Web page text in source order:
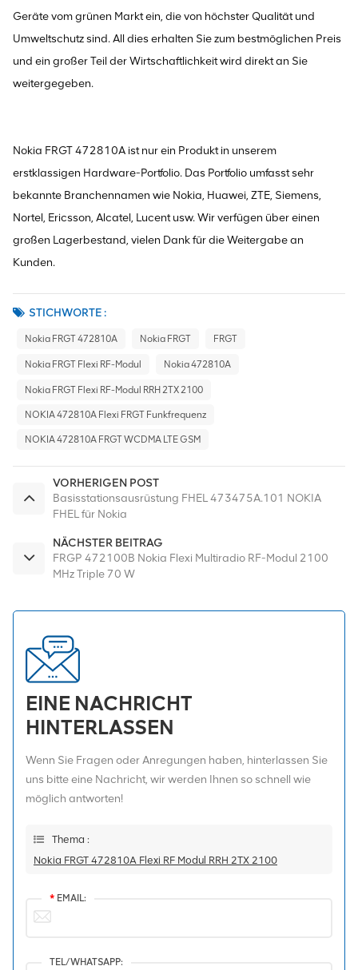
Geräte vom grünen Markt ein, die von höchster Qualität und
Umweltschutz sind. All dies erhalten Sie zum bestmöglichen Preis
und ein großer Teil der Wirtschaftlichkeit wird direkt an Sie
weitergegeben.
Nokia FRGT 472810A ist nur ein Produkt in unserem
erstklassigen Hardware-Portfolio. Das Portfolio umfasst sehr
bekannte Branchennamen wie Nokia, Huawei, ZTE, Siemens,
Nortel, Ericsson, Alcatel, Lucent usw. Wir verfügen über einen
großen Lagerbestand, vielen Dank für die Weitergabe an
Kunden.
STICHWORTE :
Nokia FRGT 472810A Nokia FRGT FRGT
Nokia FRGT Flexi RF-Modul Nokia 472810A
Nokia FRGT Flexi RF-Modul RRH 2TX 2100
NOKIA 472810A Flexi FRGT Funkfrequenz
NOKIA 472810A FRGT WCDMA LTE GSM
VORHERIGEN POST
Basisstationsausrüstung FHEL 473475A.101 NOKIA
FHEL für Nokia
NÄCHSTER BEITRAG
FRGP 472100B Nokia Flexi Multiradio RF-Modul 2100
MHz Triple 70 W
EINE NACHRICHT
HINTERLASSEN
Wenn Sie Fragen oder Anregungen haben, hinterlassen Sie
uns bitte eine Nachricht, wir werden Ihnen so schnell wie
möglich antworten!
Thema :
Nokia FRGT 472810A Flexi RF Modul RRH 2TX 2100
* EMAIL:
TEL/WHATSAPP: